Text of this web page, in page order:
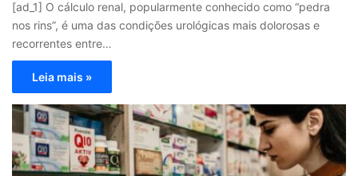
[ad_1] O cálculo renal, popularmente conhecido como “pedra
nos rins”, é uma das condições urológicas mais dolorosas e
recorrentes entre…
Leia mais »